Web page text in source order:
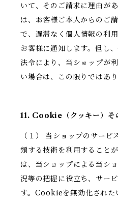
いて、そのご請求に理由が
は、お客様ご本人からのご
で、遅滞なく個人情報の利
お客様に通知します。但し
法令により、当ショップが
い場合は、この限りではあり
11. Cookie（クッキー）そ
（１） 当ショップのサー
類する技術を利用すること
は、当ショップによる当シ
況等の把握に役立ち、サー
す。Cookieを無効化された